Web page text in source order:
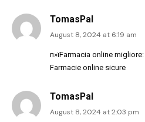
TomasPal
August 8, 2024 at 6:19 am
п»їFarmacia online migliore:
Farmacie online sicure
TomasPal
August 8, 2024 at 2:03 pm